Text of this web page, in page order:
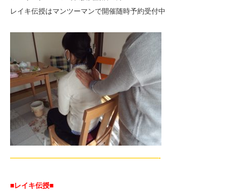
レイキ伝授はマンツーマンで開催随時予約受付中
—————————————————————-
■レイキ伝授■